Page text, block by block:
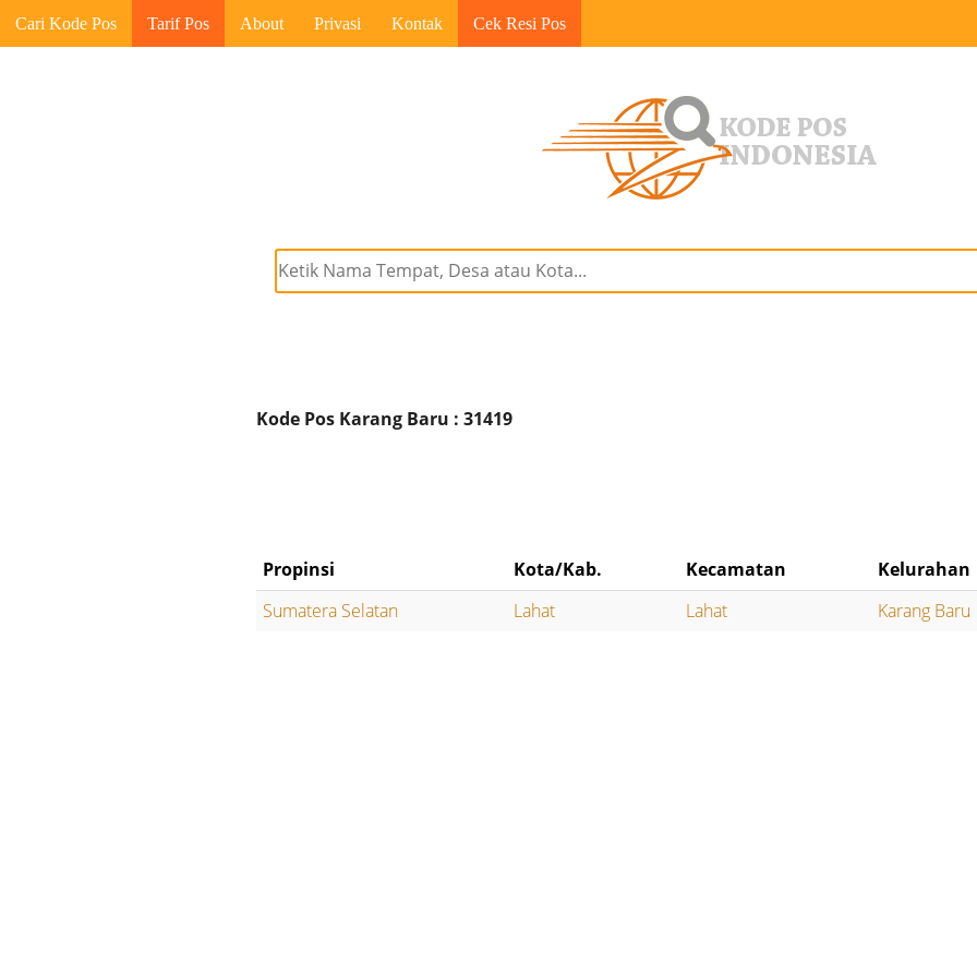
Cari Kode Pos Tarif Pos About Privasi Kontak Cek Resi Pos
Kode Pos Karang Baru : 31419
Propinsi Kota/Kab. Kecamatan
Kelurahan
Sumatera Selatan
Lahat Lahat Karang Baru